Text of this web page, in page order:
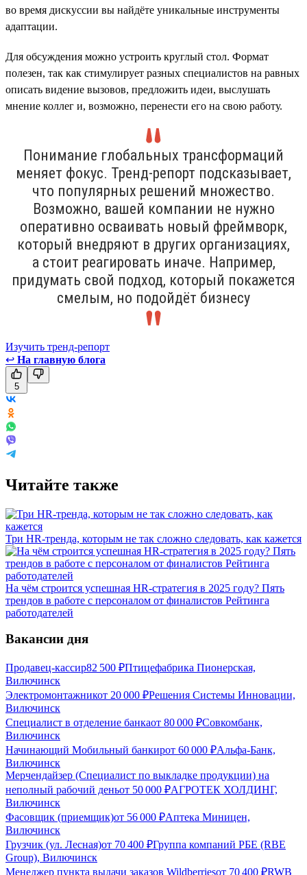
во время дискуссии вы найдёте уникальные инструменты
адаптации.
Для обсуждения можно устроить круглый стол. Формат
полезен, так как стимулирует разных специалистов на равных
описать видение вызовов, предложить идеи, выслушать
мнение коллег и, возможно, перенести его на свою работу.
Понимание глобальных трансформаций
меняет фокус. Тренд-репорт подсказывает,
что популярных решений множество.
Возможно, вашей компании не нужно
оперативно осваивать новый фреймворк,
который внедряют в других организациях,
а стоит реагировать иначе. Например,
придумать свой подход, который покажется
смелым, но подойдёт бизнесу
Изучить тренд-репорт
↩ На главную блога
5
Читайте также
Три HR-тренда, которым не так сложно следовать, как кажется
На чём строится успешная HR-стратегия в 2025 году? Пять
трендов в работе с персоналом от финалистов Рейтинга
работодателей
Вакансии дня
Продавец-кассир82 500 ₽Птицефабрика Пионерская,
Вилючинск
Электромонтажникот 20 000 ₽Решения Системы Инновации,
Вилючинск
Специалист в отделение банкаот 80 000 ₽Совкомбанк,
Вилючинск
Начинающий Мобильный банкирот 60 000 ₽Альфа-Банк,
Вилючинск
Мерчендайзер (Специалист по выкладке продукции) на
неполный рабочий деньот 50 000 ₽АГРОТЕК ХОЛДИНГ,
Вилючинск
Фасовщик (приемщик)от 56 000 ₽Аптека Миницен,
Вилючинск
Грузчик (ул. Лесная)от 70 400 ₽Группа компаний РБЕ (RBE
Group), Вилючинск
Менеджер пункта выдачи заказов Wildberriesот 70 400 ₽RWB